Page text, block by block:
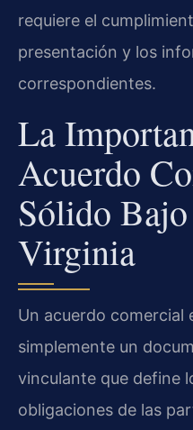
requiere el
presentación y los
correspondientes.
La
Acuerdo
Sólido
Virginia
Un acuerdo comercial
simplemente un
vinculante que define
obligaciones de las